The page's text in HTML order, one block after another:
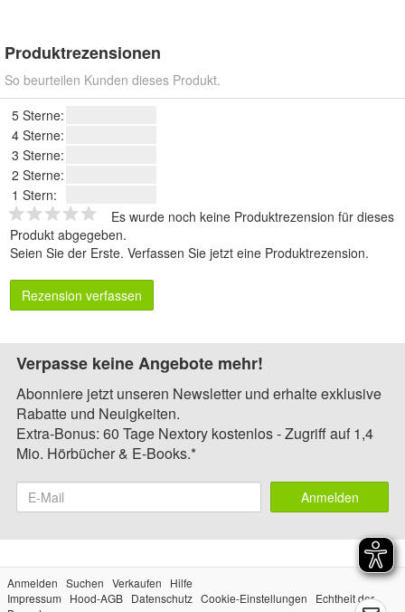
Produktrezensionen
So beurteilen Kunden dieses Produkt.
5 Sterne:
4 Sterne:
3 Sterne:
2 Sterne:
1 Stern:
Es wurde noch keine Produktrezension für dieses
Produkt abgegeben.
Seien Sie der Erste. Verfassen Sie jetzt eine Produktrezension.
Rezension verfassen
Verpasse keine Angebote mehr!
Abonniere jetzt unseren Newsletter und erhalte exklusive
Rabatte und Neuigkeiten.
Extra-Bonus: 60 Tage Nextory kostenlos - Zugriff auf 1,4
Mio. Hörbücher & E-Books.*
Anmelden
Anmelden Suchen Verkaufen
Hilfe
Impressum
Hood-AGB Datenschutz Cookie-Einstellungen
Echtheit der